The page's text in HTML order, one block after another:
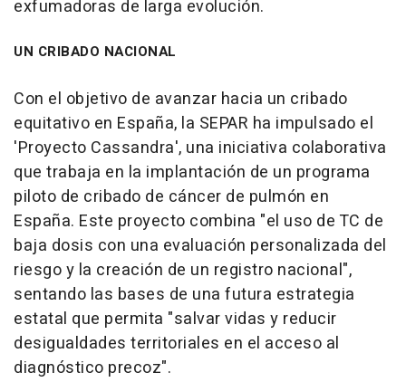
exfumadoras de larga evolución.
UN CRIBADO NACIONAL
Con el objetivo de avanzar hacia un cribado
equitativo en España, la SEPAR ha impulsado el
'Proyecto Cassandra', una iniciativa colaborativa
que trabaja en la implantación de un programa
piloto de cribado de cáncer de pulmón en
España. Este proyecto combina "el uso de TC de
baja dosis con una evaluación personalizada del
riesgo y la creación de un registro nacional",
sentando las bases de una futura estrategia
estatal que permita "salvar vidas y reducir
desigualdades territoriales en el acceso al
diagnóstico precoz".